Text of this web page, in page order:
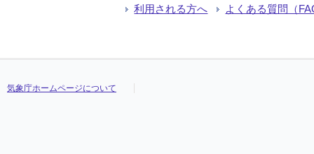
利用される方へ よくある質問（
気象庁ホームページについて